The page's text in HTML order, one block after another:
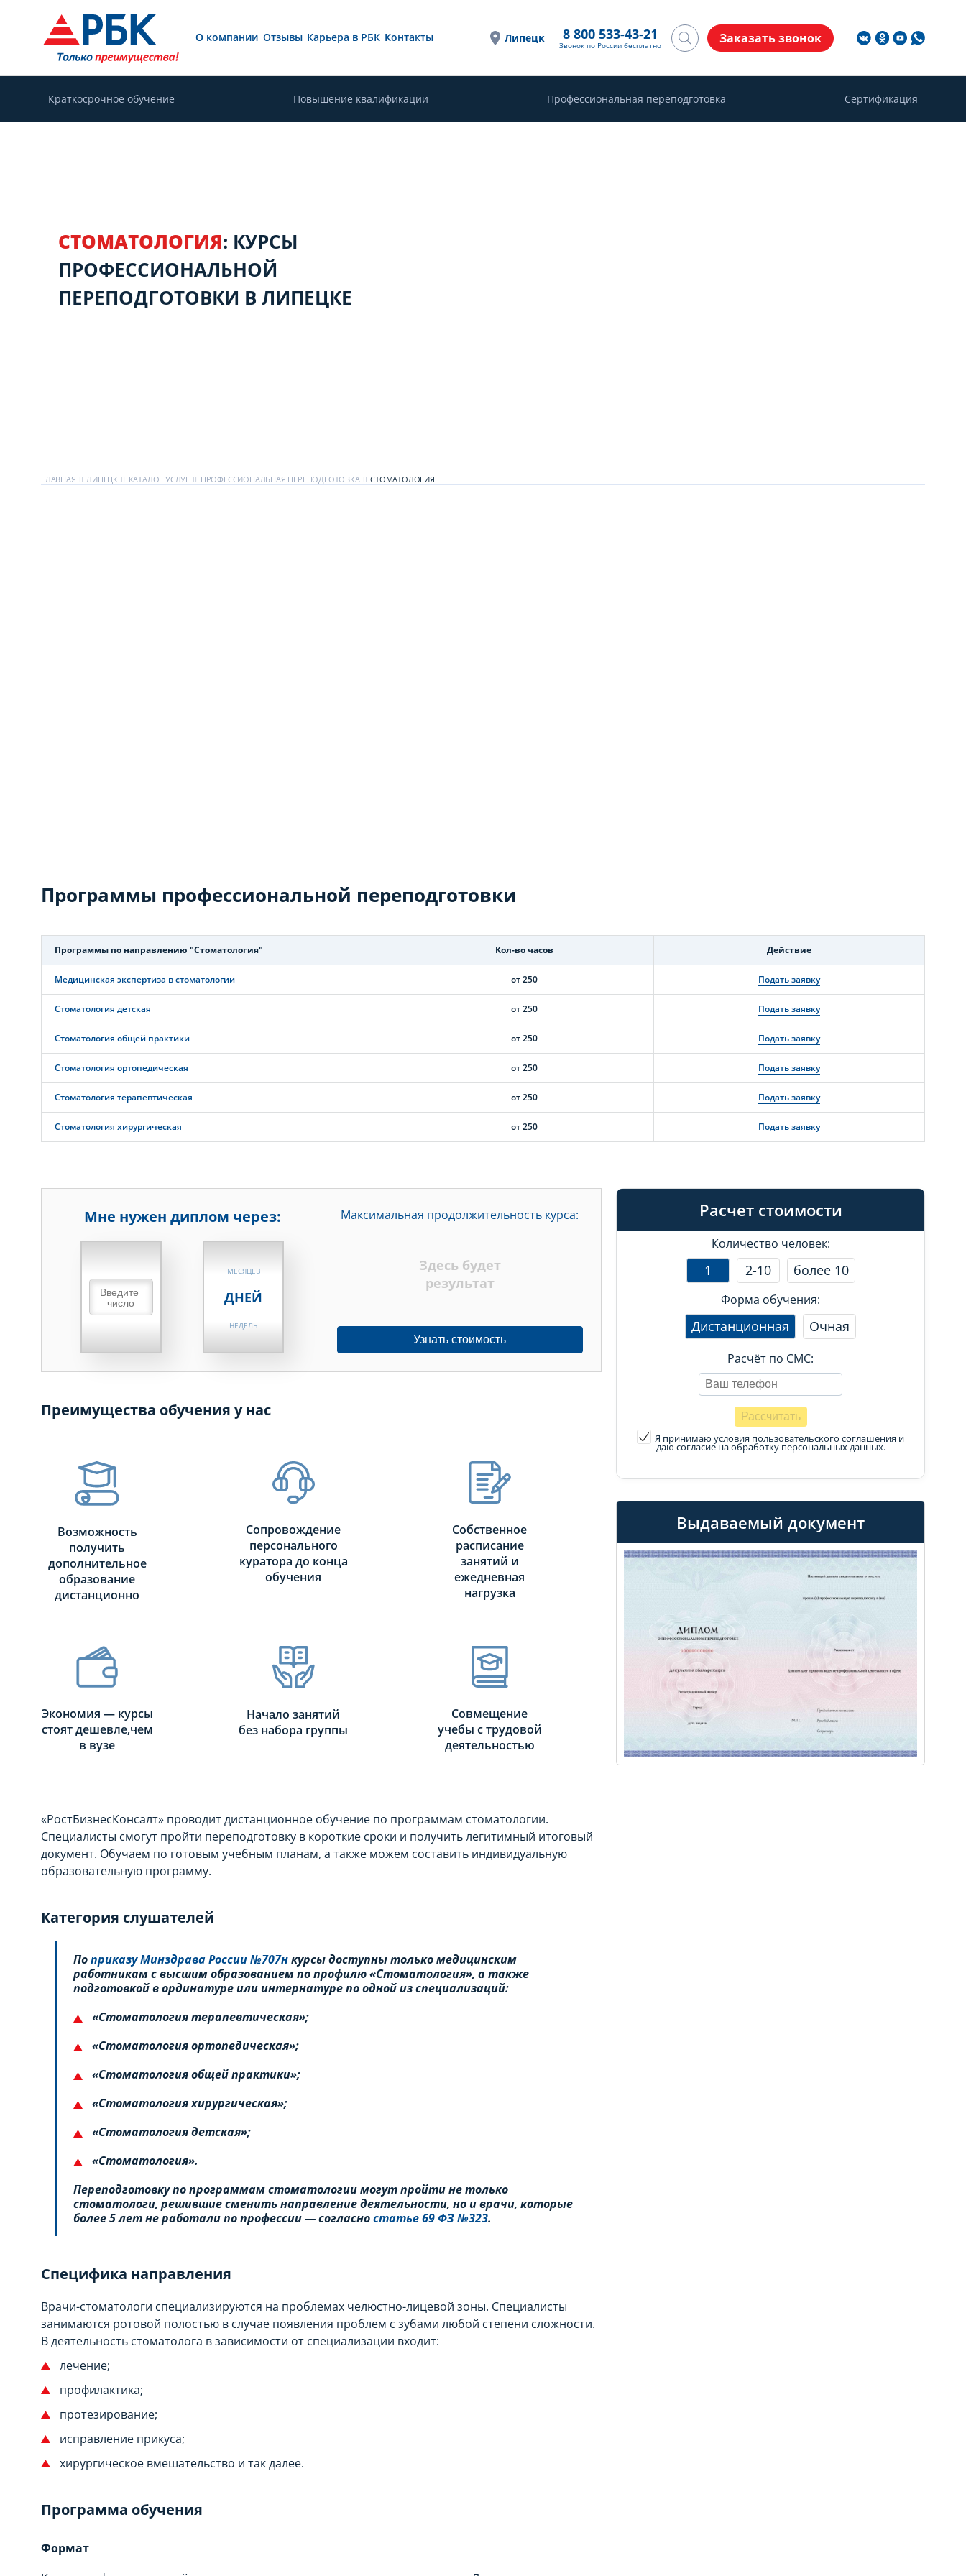
СТОМАТОЛОГИЯ: КУРСЫ
ПРОФЕССИОНАЛЬНОЙ
ПЕРЕПОДГОТОВКИ В ЛИПЕЦКЕ
ГЛАВНАЯ ЛИПЕЦК КАТАЛОГ УСЛУГ ПРОФЕССИОНАЛЬНАЯ ПЕРЕПОДГОТОВКА СТОМАТОЛОГИЯ
Программы профессиональной переподготовки
Программы по направлению "Стоматология" Кол-во часов Действие
Медицинская экспертиза в стоматологии от 250 Подать заявку
Стоматология детская от 250 Подать заявку
Стоматология общей практики от 250 Подать заявку
Стоматология ортопедическая от 250 Подать заявку
Стоматология терапевтическая от 250 Подать заявку
Стоматология хирургическая от 250 Подать заявку
Расчет стоимости
Количество человек:
1 2-10 более 10
Форма обучения:
Дистанционная Очная
Расчёт по СМС:
Я принимаю условия пользовательского соглашения и
даю согласие на обработку персональных данных.
Выдаваемый документ
Мне нужен диплом через:
НЕДЕЛЬ
МЕСЯЦЕВ
ДНЕЙ
НЕДЕЛЬ
МЕСЯЦЕВ
НЕДЕЛЬ
Максимальная продолжительность курса:
Здесь будет
результат
Узнать стоимость
Преимущества обучения у нас
Возможность
получить
дополнительное
образование
дистанционно
Сопровождение
персонального
куратора до конца
обучения
Собственное
расписание
занятий и
ежедневная
нагрузка
Экономия — курсы
стоят дешевле,чем
в вузе
Начало занятий
без набора группы
Совмещение
учебы с трудовой
деятельностью
«РостБизнесКонсалт» проводит дистанционное обучение по программам стоматологии.
Специалисты смогут пройти переподготовку в короткие сроки и получить легитимный итоговый
документ. Обучаем по готовым учебным планам, а также можем составить индивидуальную
образовательную программу.
Категория слушателей
Поприказу Минздрава России №707нкурсы доступны только медицинским
работникам с высшим образованием по профилю «Стоматология», а также
подготовкой в ординатуре или интернатуре по одной из специализаций:
«Стоматология терапевтическая»;
«Стоматология ортопедическая»;
«Стоматология общей практики»;
«Стоматология хирургическая»;
«Стоматология детская»;
«Стоматология».
Переподготовку по программам стоматологии могут пройти не только
стоматологи, решившие сменить направление деятельности, но и врачи, которые
более 5 лет не работали по профессии — согласностатье 69 ФЗ №323.
Специфика направления
Врачи-стоматологи специализируются на проблемах челюстно-лицевой зоны. Специалисты
занимаются ротовой полостью в случае появления проблем с зубами любой степени сложности.
В деятельность стоматолога в зависимости от специализации входит:
лечение;
профилактика;
протезирование;
исправление прикуса;
хирургическое вмешательство и так далее.
Программа обучения
Формат
О компании Отзывы Карьера в РБК Контакты Липецк 8 800 533-43-21
Звонок по России бесплатно Заказать звонок
Краткосрочное обучение Повышение квалификации Профессиональная переподготовка Сертификация